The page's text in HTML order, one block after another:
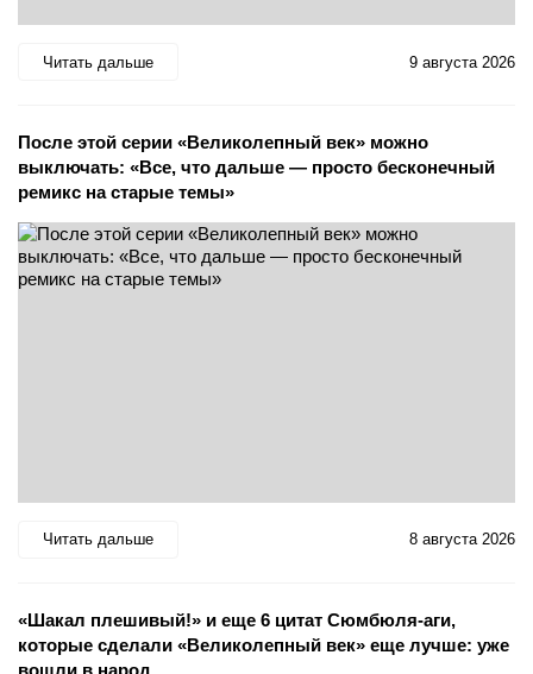
Читать дальше 9 августа 2026
После этой серии «Великолепный век» можно
выключать: «Все, что дальше — просто бесконечный
ремикс на старые темы»
Читать дальше 8 августа 2026
«Шакал плешивый!» и еще 6 цитат Сюмбюля-аги,
которые сделали «Великолепный век» еще лучше: уже
вошли в народ